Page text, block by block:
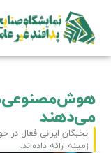
می‌دهند
نخبگان ایرانی فعال
زمینه ارائه داده‌اند.